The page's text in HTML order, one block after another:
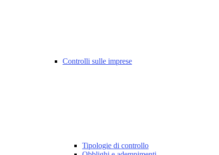
Controlli sulle imprese
Tipologie di controllo